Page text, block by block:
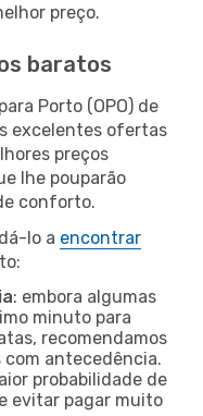
preço.
baratos
Porto (OPO) de
excelentes ofertas
preços
lhe pouparão
conforto.
lo a encontrar
: embora algumas
minuto para
recomendamos
com antecedência.
probabilidade de
e evitar pagar muito